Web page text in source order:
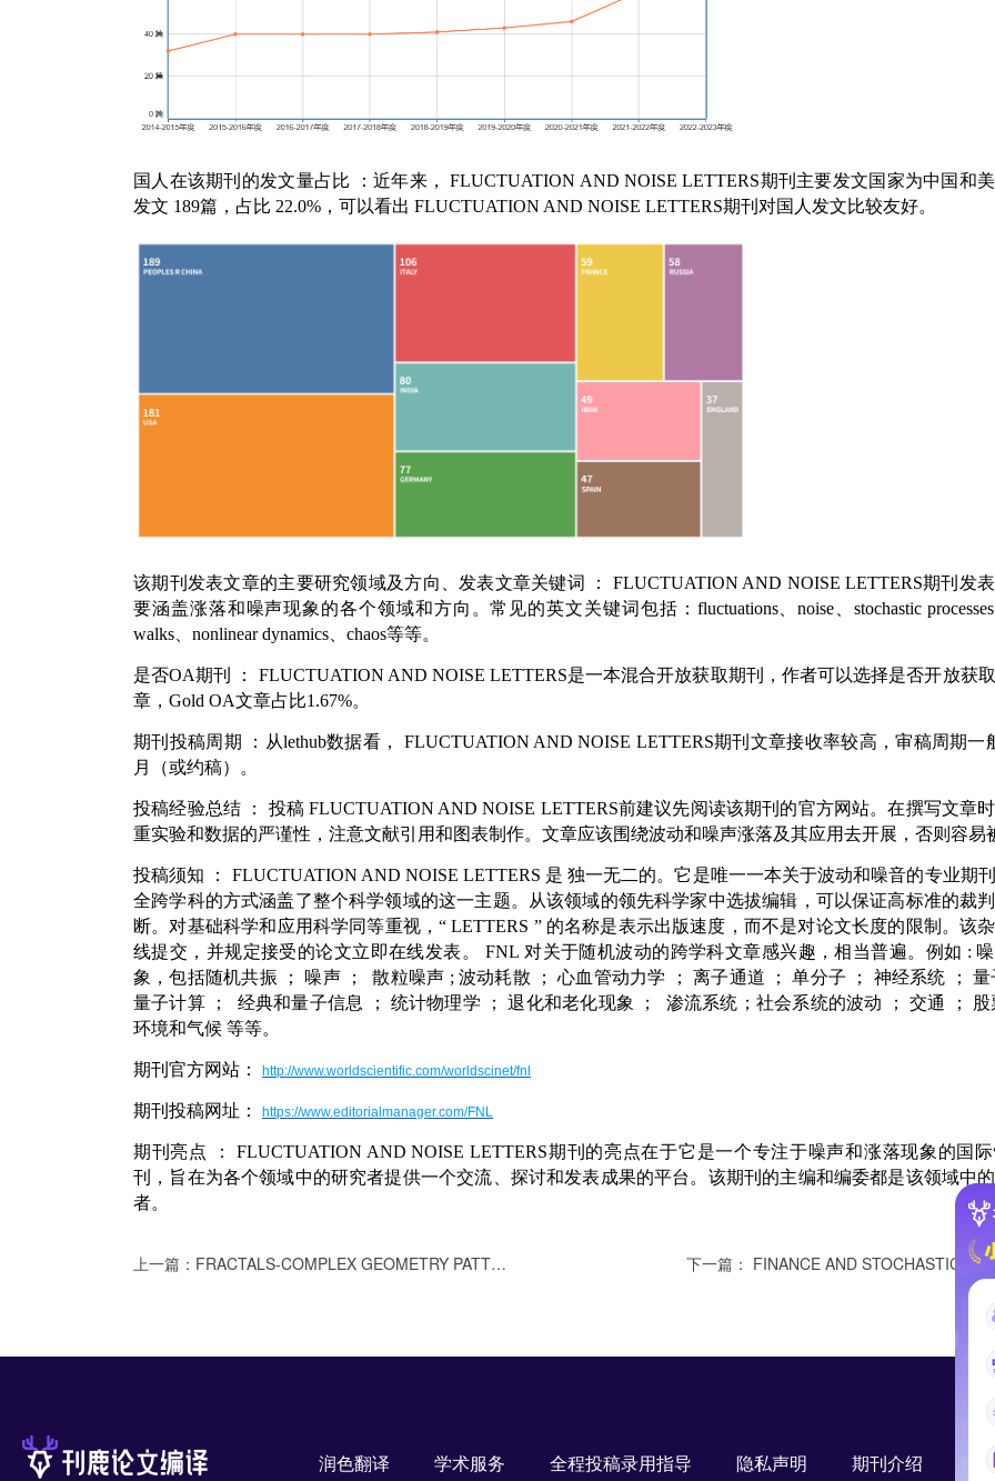
国人在该期刊的发文量占比 ：近年来， FLUCTUATION AND NOISE LETTERS期刊主要发文国家为中国和
发文 189篇，占比 22.0% ，可以看出 FLUCTUATION AND NOISE LETTERS期刊对国人发文比较友好。
该期刊发表文章的主要研究领域及方向、发表文章关键词 ： FLUCTUATION AND NOISE LETTERS期刊发
要涵盖涨落和噪声现象的各个领域和方向。常见的英文关键词包括：fluctuations、noise、stochastic processes
walks、nonlinear dynamics、chaos等等。
是否OA期刊 ： FLUCTUATION AND NOISE LETTERS是一本混合开放获取期刊，作者可以选择是否开放获
章，Gold OA文章占比1.67%。
期刊投稿周期 ：从lethub数据看， FLUCTUATION AND NOISE LETTERS期刊文章接收率较高，审稿周期一
月（或约稿）。
投稿经验总结 ： 投稿FLUCTUATION AND NOISE LETTERS前建议先阅读该期刊的官方网站。在撰写文章
重实验和数据的严谨性，注意文献引用和图表制作。文章应该围绕波动和噪声涨落及其应用去开展，否则容易
投稿须知 ： FLUCTUATION AND NOISE LETTERS 是 独一无二的。它是唯一一本关于波动和噪音的专业期
全跨学科的方式涵盖了整个科学领域的这一主题。从该领域的领先科学家中选拔编辑，可以保证高标准的裁
断。对基础科学和应用科学同等重视，“ LETTERS ” 的名称是表示出版速度，而不是对论文长度的限制。该
线提交，并规定接受的论文立即在线发表。
FNL 对关于随机波动的跨学科文章感兴趣，相当普遍。例如 :
象，包括随机共振
； 噪声 ； 散粒噪声 ; 波动耗散 ； 心血管动力学 ； 离子通道 ； 单分子 ； 神经系统 ；
量
量子计算
； 经典和量子信息 ； 统计物理学 ； 退化和老化现象 ； 渗流系统；社会系统的波动 ； 交通 ；
环境和气候 等等。
期刊官方网站： http://www.worldscientific.com/worldscinet/fnl
期刊投稿网址： https://www.editorialmanager.com/FNL
期刊亮点 ： FLUCTUATION AND NOISE LETTERS期刊的亮点在于它是一个专注于噪声和涨落现象的国
刊，旨在为各个领域中的研究者提供一个交流、探讨和发表成果的平台。该期刊的主编和编委都是该领域中
者。
上一篇： FRACTALS-COMPLEX GEOMETRY PATTERNS AND SCALING IN NATURE AND SOCIETY：分形。复杂几何知名期刊 下一篇： FINANCE AND STOCHASTICS：金融数
润色翻译 学术服务 全程投稿录用指导 隐私声明 期刊介绍